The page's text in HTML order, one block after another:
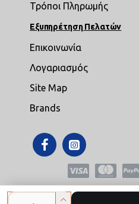
Τρόποι Πληρωμής
Εξυπηρέτηση Πελατών
Επικοινωνία
Λογαριασμός
Site Map
Brands
Copyright ©